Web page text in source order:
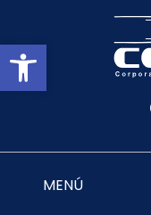
Abrir
MENÚ